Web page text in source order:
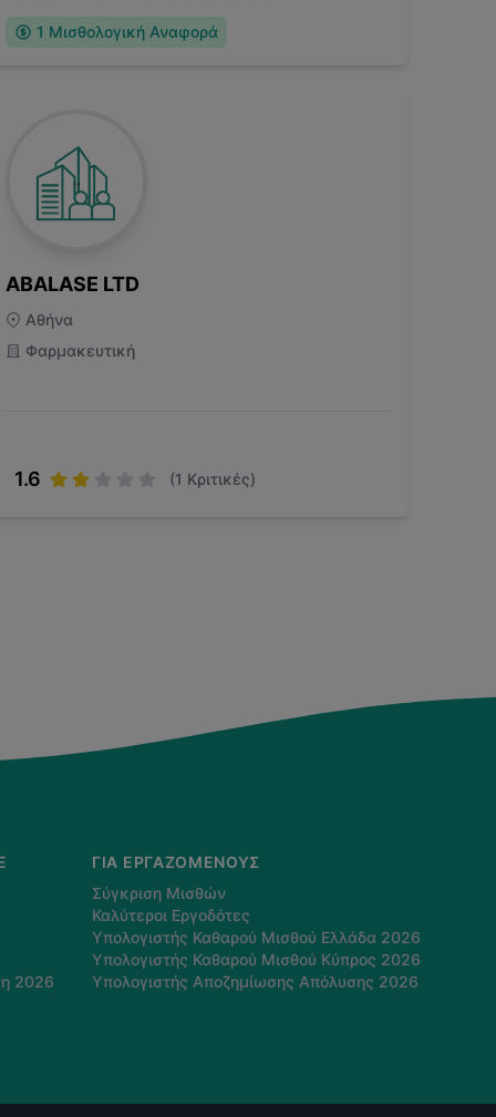
1 Μισθολογική Αναφορά
ABALASE LTD
Αθήνα
Φαρμακευτική
1.6 (1 Κριτικές)
2026
ΓΙΑ ΕΡΓΑΖΌΜΕΝΟΥΣ
Σύγκριση Μισθών
Καλύτεροι Εργοδότες
Υπολογιστής Καθαρού Μισθού Ελλάδα 2026
Υπολογιστής Καθαρού Μισθού Κύπρος 2026
Υπολογιστής Αποζημίωσης Απόλυσης 2026